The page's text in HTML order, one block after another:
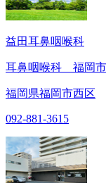
益田耳鼻咽喉科
耳鼻咽喉科 福岡
福岡県福岡市西区
092-881-3615